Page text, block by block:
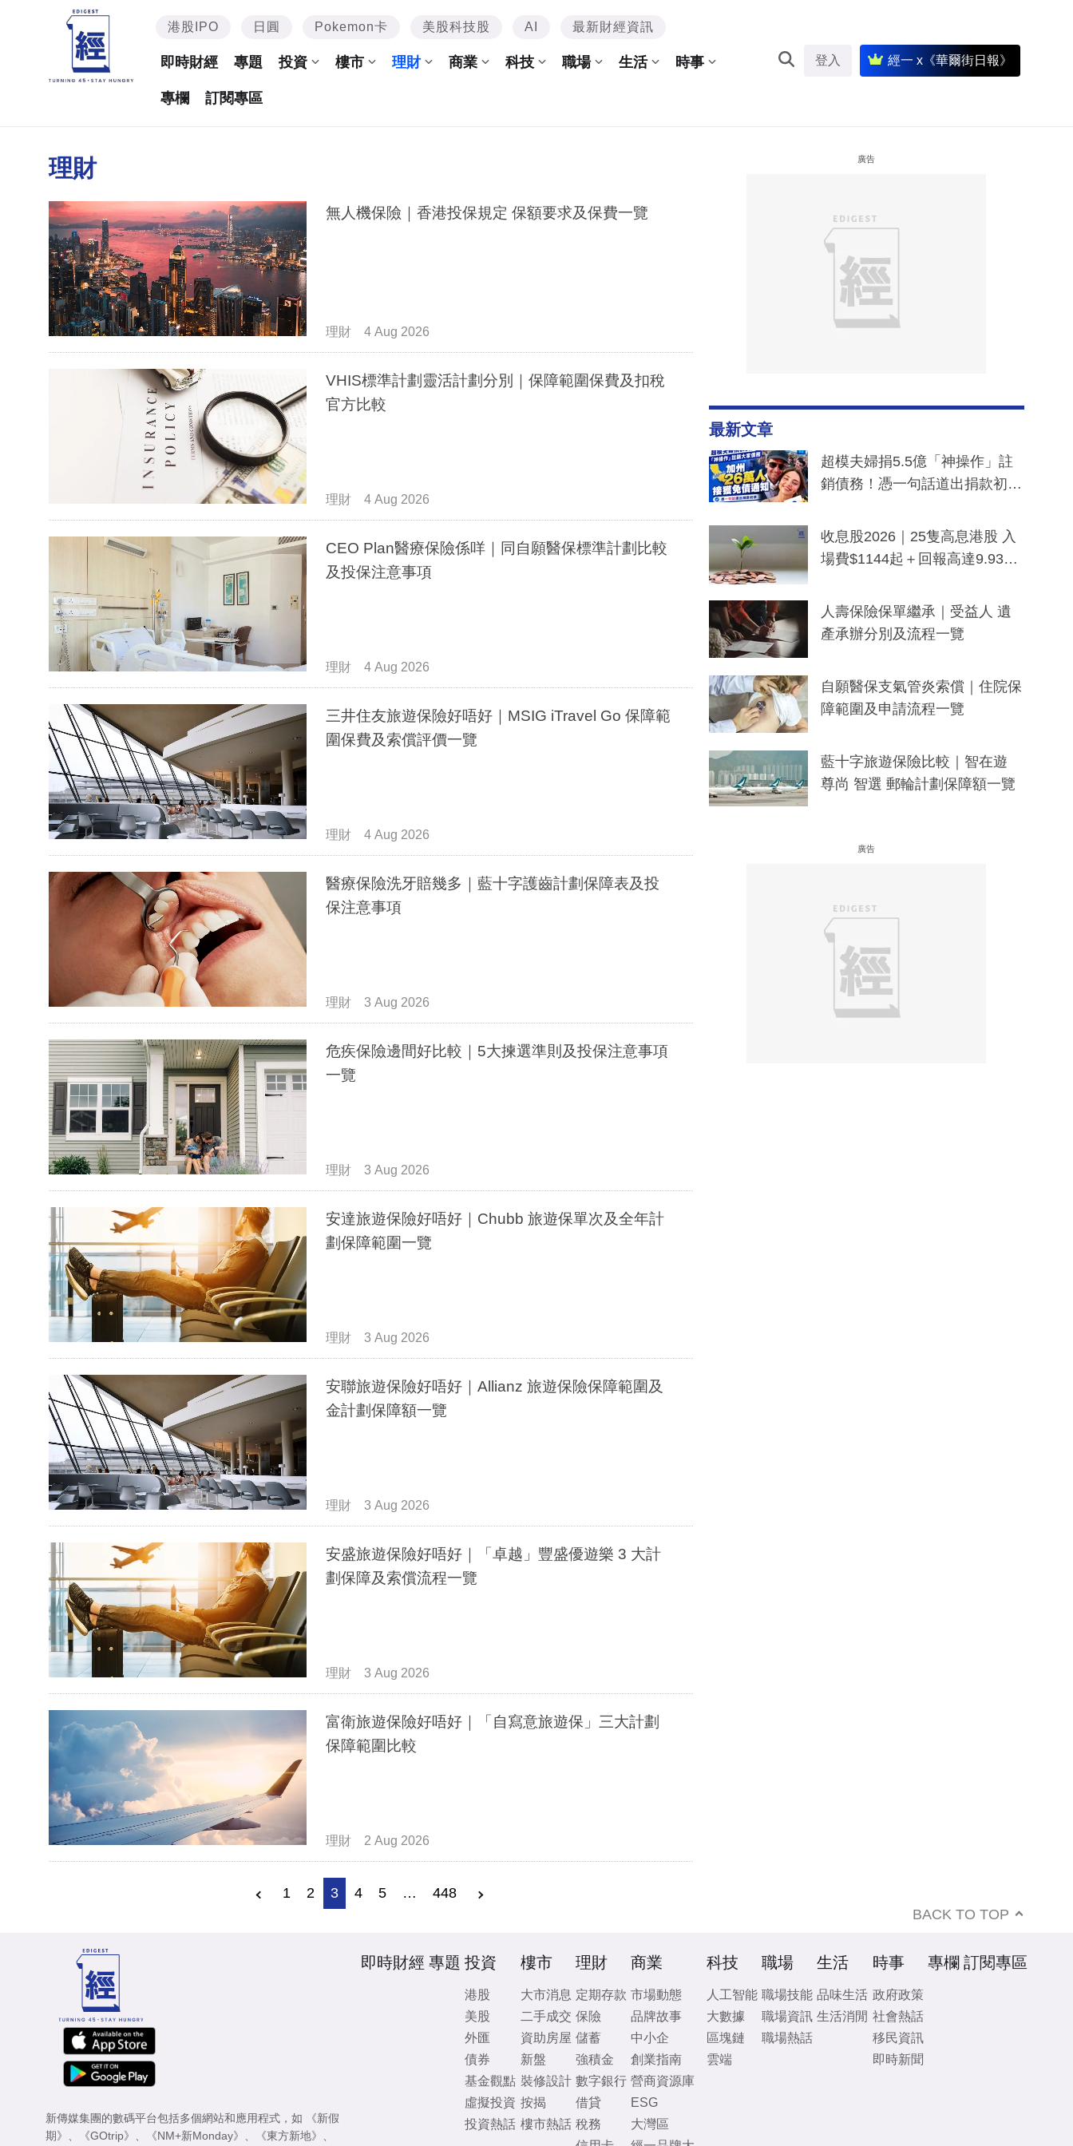
港股IPO 日圓 Pokemon卡 美股科技股 AI 最新財經資訊
即時財經 專題 投資 樓市 理財 商業 科技 職場 生活 時事
專欄 訂閱專區
登入 經一 x《華爾街日報》
理財
無人機保險｜香港投保規定 保額要求及保費一覽
理財 4 Aug 2026
VHIS標準計劃靈活計劃分別｜保障範圍保費及扣稅
官方比較
理財 4 Aug 2026
CEO Plan醫療保險係咩｜同自願醫保標準計劃比較
及投保注意事項
理財 4 Aug 2026
三井住友旅遊保險好唔好｜MSIG iTravel Go 保障範
圍保費及索償評價一覽
理財 4 Aug 2026
醫療保險洗牙賠幾多｜藍十字護齒計劃保障表及投
保注意事項
理財 3 Aug 2026
危疾保險邊間好比較｜5大揀選準則及投保注意事項
一覽
理財 3 Aug 2026
安達旅遊保險好唔好｜Chubb 旅遊保單次及全年計
劃保障範圍一覽
理財 3 Aug 2026
安聯旅遊保險好唔好｜Allianz 旅遊保險保障範圍及
金計劃保障額一覽
理財 3 Aug 2026
安盛旅遊保險好唔好｜「卓越」豐盛優遊樂 3 大計
劃保障及索償流程一覽
理財 3 Aug 2026
富衛旅遊保險好唔好｜「自寫意旅遊保」三大計劃
保障範圍比較
理財 2 Aug 2026
1 2 3 4 5 … 448
廣告
最新文章
超模夫婦捐5.5億「神操作」註
銷債務！憑一句話道出捐款初
一度被誤當詐騙手段
收息股2026｜25隻高息港股 入
場費$1144起＋回報高達9.93
人壽保險保單繼承｜受益人 遺
產承辦分別及流程一覽
自願醫保支氣管炎索償｜住院保
障範圍及申請流程一覽
藍十字旅遊保險比較｜智在遊
尊尚 智選 郵輪計劃保障額一覽
廣告
BACK TO TOP
新傳媒集團的數碼平台包括多個網站和應用程式，如
《新假
期》
《GOtrip》 《NM+新Monday》 《東方新地》
即時財經 專題 投資
港股
美股
外匯
債券
基金觀點
虛擬投資
投資熱話
樓市
大市消息
二手成交
資助房屋
新盤
裝修設計
按揭
樓市熱話
理財
定期存款
保險
儲蓄
強積金
數字銀行
借貸
稅務
商業
市場動態
品牌故事
中小企
創業指南
營商資源庫
ESG
大灣區
科技
人工智能
大數據
區塊鏈
雲端
職場
職場技能
職場資訊
職場熱話
生活
品味生活
生活消閒
時事
政府政策
社會熱話
移民資訊
即時新聞
專欄 訂閱專區